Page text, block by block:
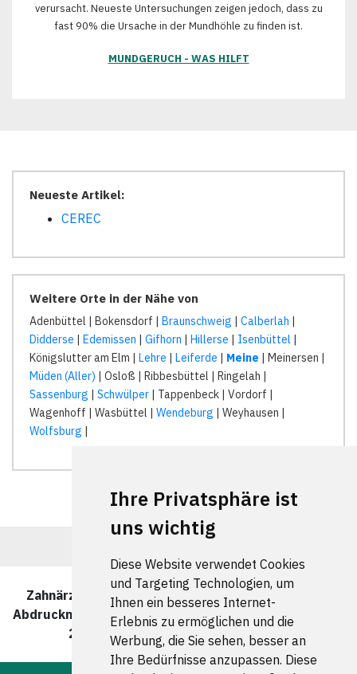
Ihre Privatsphäre ist
uns wichtig
Diese Website verwendet Cookies
und Targeting Technologien, um
Ihnen ein besseres Internet-
Erlebnis zu ermöglichen und die
Werbung, die Sie sehen, besser an
Ihre Bedürfnisse anzupassen. Diese
verursacht. Neueste Untersuchungen zeigen jedoch, dass zu
fast 90% die Ursache in der Mundhöhle zu finden ist.
MUNDGERUCH - WAS HILFT
Neueste Artikel:
CEREC
Weitere Orte in der Nähe von
Adenbüttel | Bokensdorf | Braunschweig | Calberlah |
Didderse | Edemissen | Gifhorn | Hillerse | Isenbüttel |
Königslutter am Elm | Lehre | Leiferde | Meine | Meinersen |
Müden (Aller) | Osloß | Ribbesbüttel | Ringelah |
Sassenburg | Schwülper | Tappenbeck | Vordorf |
Wagenhoff | Wasbüttel | Wendeburg | Weyhausen |
Wolfsburg |
Zahnärzte und Zahnärztinnen für berührungslose
Abdrucknahme in Meine wurde zuletzt am 10. August
2026 um 00:00:08 Uhr aktualisiert.